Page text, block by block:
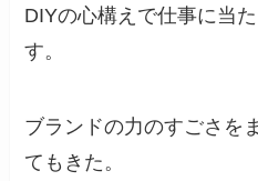
DIYの心構えで仕事に当
す。
ブランドの力のすごさを
てもきた。